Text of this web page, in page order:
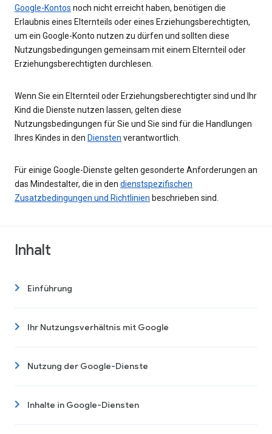
Google-Kontos noch nicht erreicht haben, benötigen die
Erlaubnis eines Elternteils oder eines Erziehungsberechtigten,
um ein Google-Konto nutzen zu dürfen und sollten diese
Nutzungsbedingungen gemeinsam mit einem Elternteil oder
Erziehungsberechtigten durchlesen.
Wenn Sie ein Elternteil oder Erziehungsberechtigter sind und Ihr
Kind die Dienste nutzen lassen, gelten diese
Nutzungsbedingungen für Sie und Sie sind für die Handlungen
Ihres Kindes in den Diensten verantwortlich.
Für einige Google-Dienste gelten gesonderte Anforderungen an
das Mindestalter, die in den dienstspezifischen
Zusatzbedingungen und Richtlinien beschrieben sind.
Inhalt
Einführung
Ihr Nutzungsverhältnis mit Google
Nutzung der Google-Dienste
Inhalte in Google-Diensten